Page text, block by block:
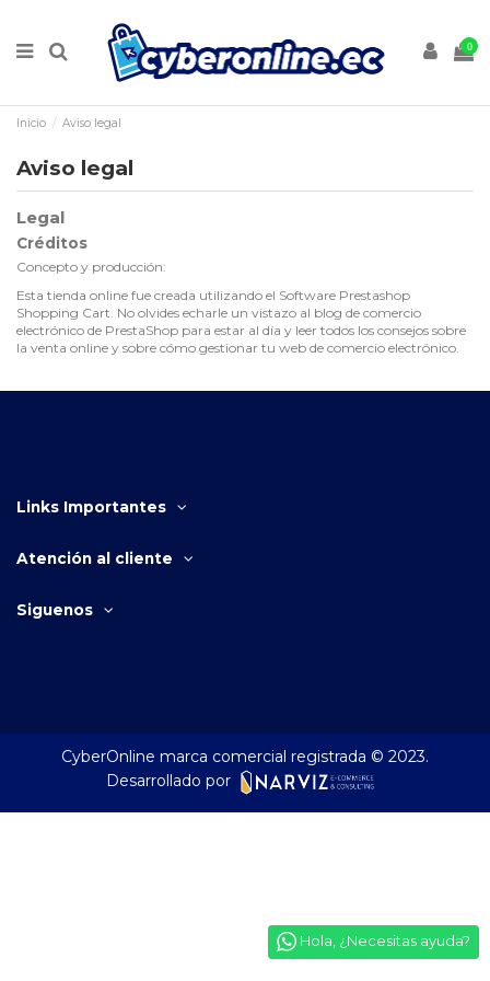
0
Inicio Aviso legal
Aviso legal
Legal
Créditos
Concepto y producción:
Esta tienda online fue creada utilizando el Software Prestashop
Shopping Cart . No olvides echarle un vistazo al blog de comercio
electrónico de PrestaShop para estar al día y leer todos los consejos sobre
la venta online y sobre cómo gestionar tu web de comercio electrónico.
Links Importantes
Atención al cliente
Siguenos
CyberOnline marca comercial registrada © 2023.
Desarrollado por
Hola, ¿Necesitas ayuda?